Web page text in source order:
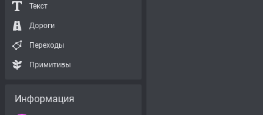
Текст
Дороги
Переходы
Примитивы
Информация